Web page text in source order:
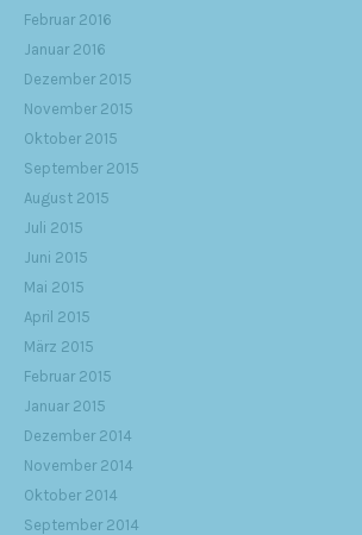
Februar 2016
Januar 2016
Dezember 2015
November 2015
Oktober 2015
September 2015
August 2015
Juli 2015
Juni 2015
Mai 2015
April 2015
März 2015
Februar 2015
Januar 2015
Dezember 2014
November 2014
Oktober 2014
September 2014